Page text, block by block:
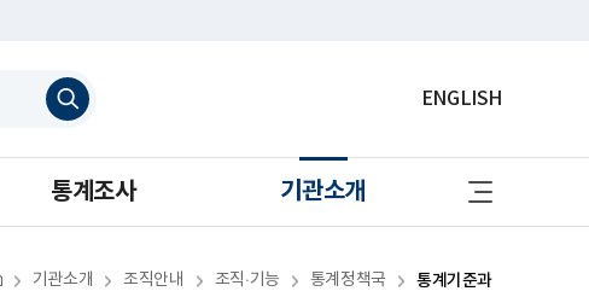
검
색
하
ENGLISH
통계조사 기관소개
사
이
로
기관소개 조직안내 조직·기능 통계정책국 통계기준과